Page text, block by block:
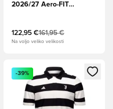
2026/27 Aero-FIT
122,95 €161,95 €
Na voljo veliko velikosti
kot član
Odpre Modal za prijavo ali
-39%